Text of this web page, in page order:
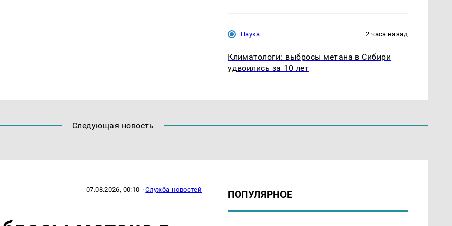
Наука 2 часа назад
Климатологи: выбросы метана в Сибири
удвоились за 10 лет
Следующая новость
07.08.2026, 00:10 ·Служба новостей ПОПУЛЯРНОЕ